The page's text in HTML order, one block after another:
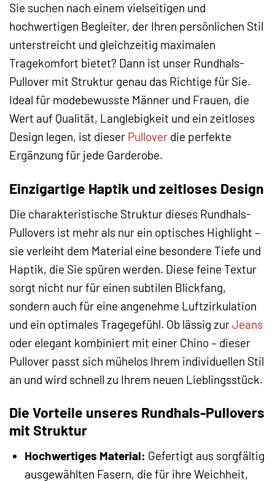
Sie suchen nach einem vielseitigen und
hochwertigen Begleiter, der Ihren persönlichen Stil
unterstreicht und gleichzeitig maximalen
Tragekomfort bietet? Dann ist unser Rundhals-
Pullover mit Struktur genau das Richtige für Sie.
Ideal für modebewusste Männer und Frauen, die
Wert auf Qualität, Langlebigkeit und ein zeitloses
Design legen, ist dieser Pullover die perfekte
Ergänzung für jede Garderobe.
Einzigartige Haptik und zeitloses Design
Die charakteristische Struktur dieses Rundhals-
Pullovers ist mehr als nur ein optisches Highlight –
sie verleiht dem Material eine besondere Tiefe und
Haptik, die Sie spüren werden. Diese feine Textur
sorgt nicht nur für einen subtilen Blickfang,
sondern auch für eine angenehme Luftzirkulation
und ein optimales Tragegefühl. Ob lässig zurJeans
oder elegant kombiniert mit einer Chino – dieser
Pullover passt sich mühelos Ihrem individuellen Stil
an und wird schnell zu Ihrem neuen Lieblingsstück.
Die Vorteile unseres Rundhals-Pullovers
mit Struktur
Hochwertiges Material: Gefertigt aus sorgfältig
ausgewählten Fasern, die für ihre Weichheit,